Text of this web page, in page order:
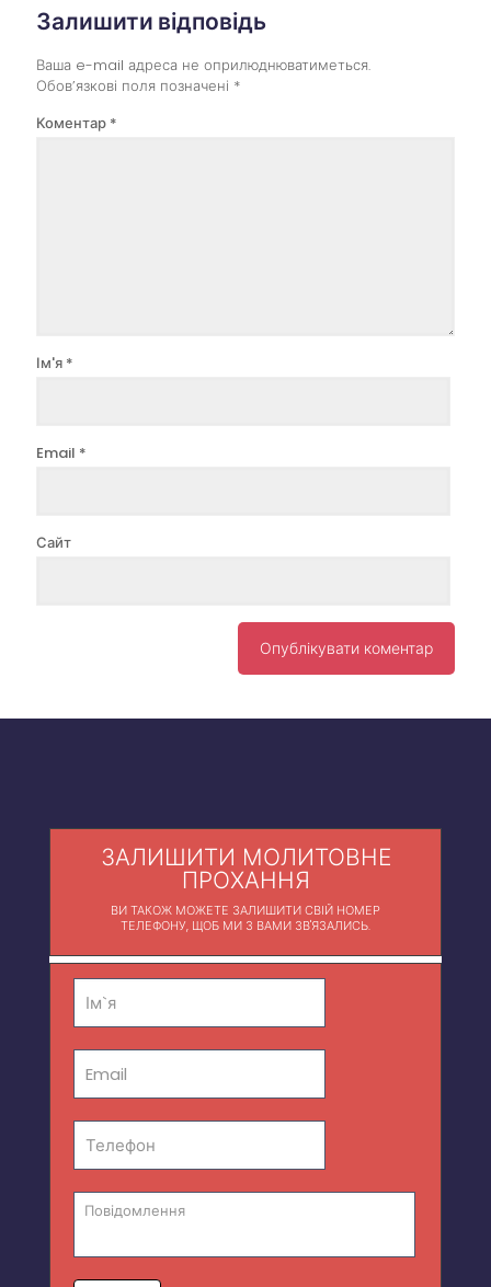
Залишити відповідь
Ваша e-mail адреса не оприлюднюватиметься.
Обов’язкові поля позначені *
Коментар *
Ім'я *
Email *
Сайт
ЗАЛИШИТИ МОЛИТОВНЕ
ПРОХАННЯ
ВИ ТАКОЖ МОЖЕТЕ ЗАЛИШИТИ СВІЙ НОМЕР
ТЕЛЕФОНУ, ЩОБ МИ З ВАМИ ЗВ'ЯЗАЛИСЬ.